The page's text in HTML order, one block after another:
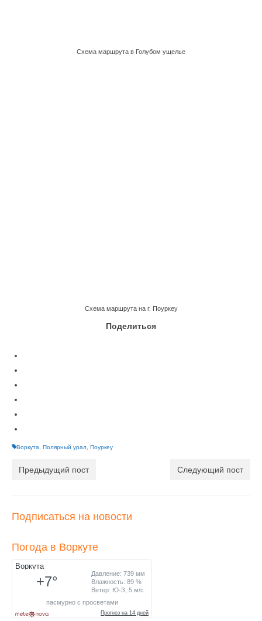
Схема маршрута в Голубом ущелье
Схема маршрута на г. Поуркеу
Поделиться
Воркута Полярный урал Поуркеу
Предыдущий пост Следующий пост
Подписаться на новости
Погода в Воркуте